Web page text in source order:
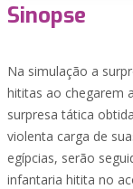
Sinopse
Na simulação a
hititas ao chegarem
surpresa tática
violenta carga de
egípcias, serão
infantaria hitita no